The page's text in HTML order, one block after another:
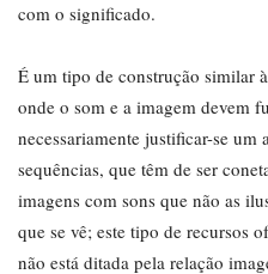
com o significado.
É um tipo de construção similar
onde o som e a imagem devem
necessariamente justificar-se
sequências, que têm de ser
imagens com sons que não as
que se vê; este tipo de recursos
não está ditada pela relação